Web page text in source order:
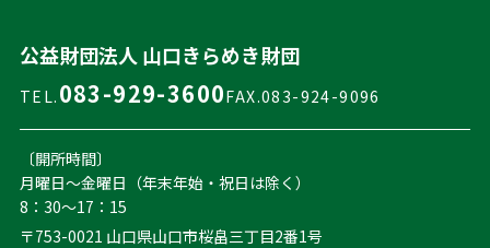
公益財団法人 山口きらめき財団
TEL. 083-929-3600FAX.083-924-9096
〔開所時間〕
月曜日～金曜日（年末年始・祝日は除く）
8：30～17：15
〒753-0021 山口県山口市桜畠三丁目2番1号